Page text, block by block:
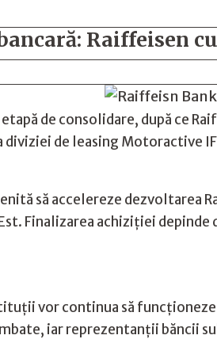
Raiffeisen
de consolidare, după ce
diviziei de leasing Motoractive
să accelereze dezvoltarea
Finalizarea achiziției
vor continua să
iar reprezentanții băncii